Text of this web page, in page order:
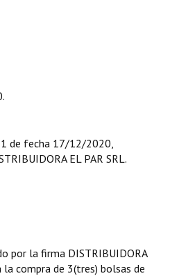
de fecha 17/12/2020,
EL PAR SRL.
por la firma DISTRIBUIDORA
la compra de 3(tres) bolsas de